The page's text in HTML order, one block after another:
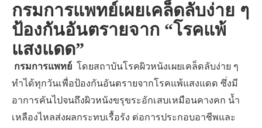
กรมการแพทย์เผยเคล็ดลับง่าย ๆ
ป้องกันอันตรายจาก “โรคแพ้
แสงแดด”
กรมการแพทย์ โดยสถาบันโรคผิวหนังเผยเคล็ดลับง่าย ๆ
ทำได้ทุกวันเพื่อป้องกันอันตรายจากโรคแพ้แสงแดด ซึ่งมี
อาการคันไปจนถึงผิวหนังขรุขระอักเสบเหมือนคางคก น้ำ
เหลืองไหลส่งผลกระทบเรื้อรัง ต่อการประกอบอาชีพและ